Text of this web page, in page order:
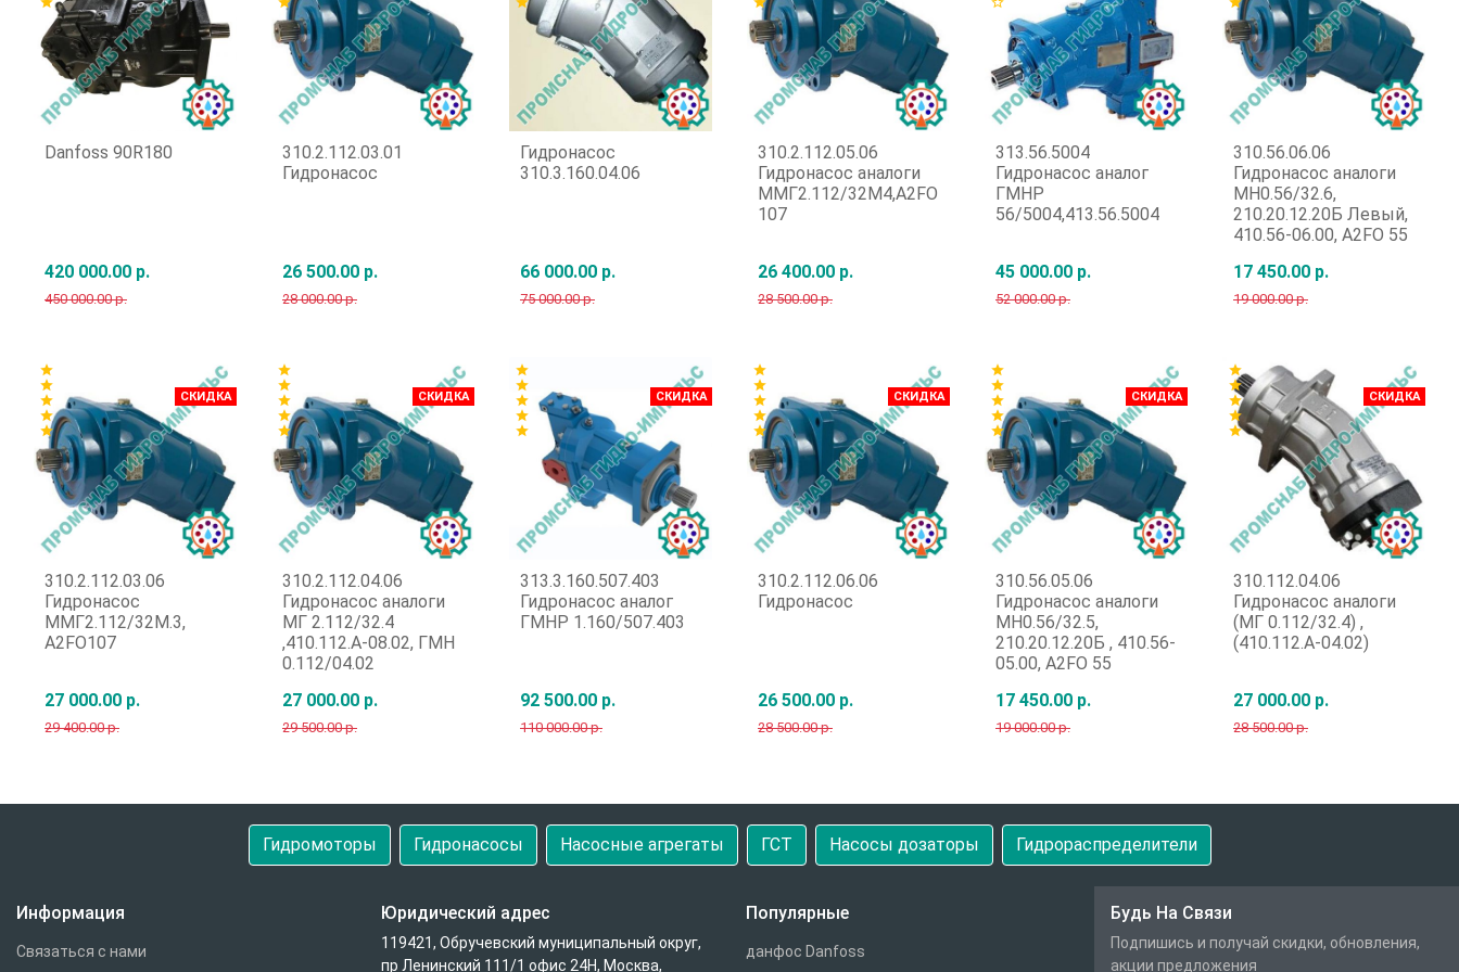
Danfoss 90R180
420 000.00 р.
450 000.00 р.
310.2.112.03.06
Гидронасос
ММГ2.112/32М.3,
A2FO107
27 000.00 р.
29 400.00 р.
СКИДКА
star
star
star
star
star
310.2.112.03.01
Гидронасос
26 500.00 р.
28 000.00 р.
310.2.112.04.06
Гидронасос аналоги
МГ 2.112/32.4
,410.112.А-08.02, ГМН
0.112/04.02
27 000.00 р.
29 500.00 р.
СКИДКА
star
star
star
star
star
Гидронасос
310.3.160.04.06
66 000.00 р.
75 000.00 р.
313.3.160.507.403
Гидронасос аналог
ГМНР 1.160/507.403
92 500.00 р.
110 000.00 р.
СКИДКА
star
star
star
star
star
310.2.112.05.06
Гидронасос аналоги
ММГ2.112/32М4,A2FO
107
26 400.00 р.
28 500.00 р.
310.2.112.06.06
Гидронасос
26 500.00 р.
28 500.00 р.
СКИДКА
star
star
star
star
star
313.56.5004
Гидронасос аналог
ГМНР
56/5004,413.56.5004
45 000.00 р.
52 000.00 р.
310.56.05.06
Гидронасос аналоги
МН0.56/32.5,
210.20.12.20Б , 410.56-
05.00, A2FO 55
17 450.00 р.
19 000.00 р.
СКИДКА
star
star
star
star
star
310.56.06.06
Гидронасос аналоги
МН0.56/32.6,
210.20.12.20Б Левый,
410.56-06.00, A2FO 55
17 450.00 р.
19 000.00 р.
310.112.04.06
Гидронасос аналоги
(МГ 0.112/32.4) ,
(410.112.А-04.02)
27 000.00 р.
28 500.00 р.
СКИДКА
star
star
star
star
star
Гидромоторы Гидронасосы Насосные агрегаты ГСТ Насосы дозаторы Гидрораспределители
Информация
Связаться с нами
Юридический адрес
119421, Обручевский муниципальный округ,
пр Ленинский 111/1 офис 24Н, Москва,
Популярные
данфос Danfoss
Будь На Связи
Подпишись и получай скидки, обновления,
акции предложения